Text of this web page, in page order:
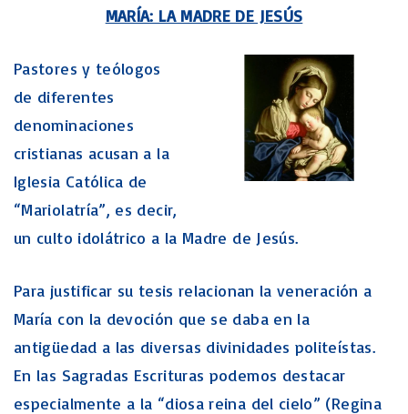
MARÍA: LA MADRE DE JESÚS
Pastores y teólogos
de diferentes
denominaciones
cristianas acusan a la
Iglesia Católica de
“Mariolatría”, es decir,
un culto idolátrico a la Madre de Jesús.
Para justificar su tesis relacionan la veneración a
María con la devoción que se daba en la
antigüedad a las diversas divinidades politeístas.
En las Sagradas Escrituras podemos destacar
especialmente a la “diosa reina del cielo” (Regina